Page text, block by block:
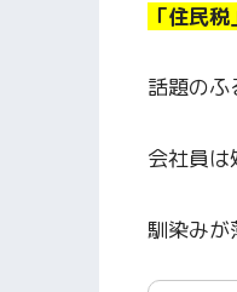
「住民税
話題のふ
会社員は
馴染みが